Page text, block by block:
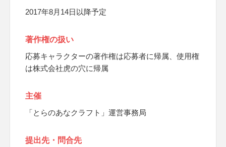
2017年8月14日以降予定
著作権の扱い
応募キャラクターの著作権は応募者に帰属、使用権
は株式会社虎の穴に帰属
主催
「とらのあなクラフト」運営事務局
提出先・問合先